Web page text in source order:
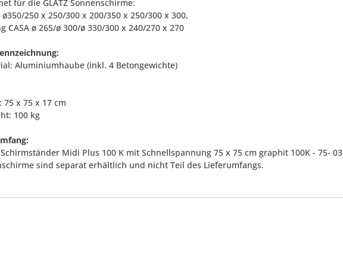
für die GLATZ Sonnenschirme:
ø350/250 x 250/300 x 200/350 x 250/300 x 300,
CASA ø 265/ø 300/ø 330/300 x 240/270 x 270
Aluminiumhaube (inkl. 4 Betongewichte)
75 x 75 x 17 cm
100 kg
Midi Plus 100 K mit Schnellspannung 75 x 75 cm graphit 100K - 75- 03
sind separat erhältlich und nicht Teil des Lieferumfangs.